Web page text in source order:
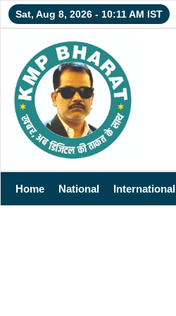
Sat, Aug 8, 2026 - 10:11 AM IST
Home National International